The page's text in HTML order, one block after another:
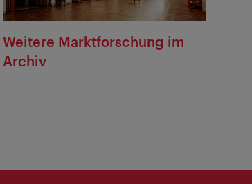
Weitere Marktforschung im
Archiv